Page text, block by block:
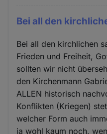
Bei all den
Bei all den kirchlichen
Frieden und Freiheit,
sollten wir nicht
den Kirchenmann
ALLEN historisch
Konflikten (Kriegen)
welcher Form auch
ja wohl kaum noch,